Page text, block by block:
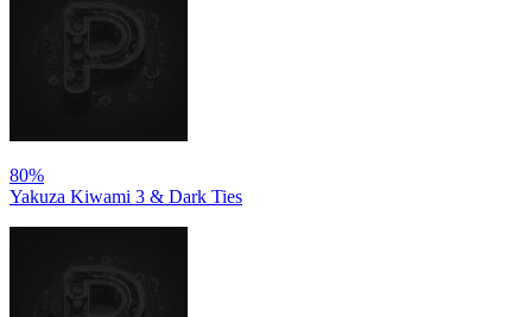
80%
Yakuza Kiwami 3 & Dark Ties